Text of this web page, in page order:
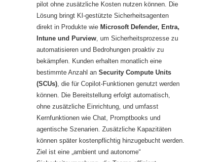
pilot ohne zusätzliche Kosten nutzen können. Die
Lösung bringt KI-gestützte Sicherheitsagenten
direkt in Produkte wie Microsoft Defender, Entra,
Intune und Purview, um Sicherheitsprozesse zu
automatisieren und Bedrohungen proaktiv zu
bekämpfen. Kunden erhalten monatlich eine
bestimmte Anzahl an Security Compute Units
(SCUs), die für Copilot-Funktionen genutzt werden
können. Die Bereitstellung erfolgt automatisch,
ohne zusätzliche Einrichtung, und umfasst
Kernfunktionen wie Chat, Promptbooks und
agentische Szenarien. Zusätzliche Kapazitäten
können später kostenpflichtig hinzugebucht werden.
Ziel ist eine „ambient und autonome“